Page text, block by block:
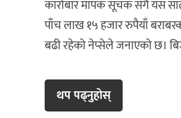
कारोबार मापक सूचक संगै यस
पाँच लाख १५ हजार रुपैयाँ
बढी रहेको नेप्सेले जनाएको छ।
थप पढ्नुहाेस्